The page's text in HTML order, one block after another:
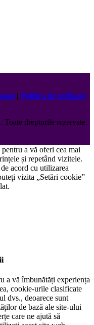
| Politica de utilizare
Toate drepturile rezervate.
a vă oferi cea mai
și repetând vizitele.
acord cu utilizarea
vizita „Setări cookie”
a vă îmbunătăți experiența
cookie-urile clasificate
dvs., deoarece sunt
de bază ale site-ului
care ne ajută să